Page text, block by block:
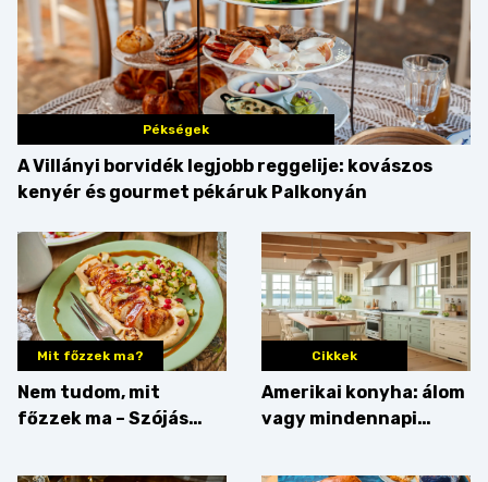
Pékségek
A Villányi borvidék legjobb reggelije: kovászos
kenyér és gourmet pékáruk Palkonyán
Mit főzzek ma?
Nem tudom, mit
főzzek ma – Szójás
Cikkek
Amerikai konyha: álom
vagy mindennapi
az érveket